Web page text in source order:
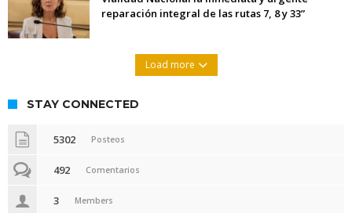
reparación integral de las rutas 7, 8 y 33”
Load more
STAY CONNECTED
5302 Posteos
492 Comentarios
3 Members